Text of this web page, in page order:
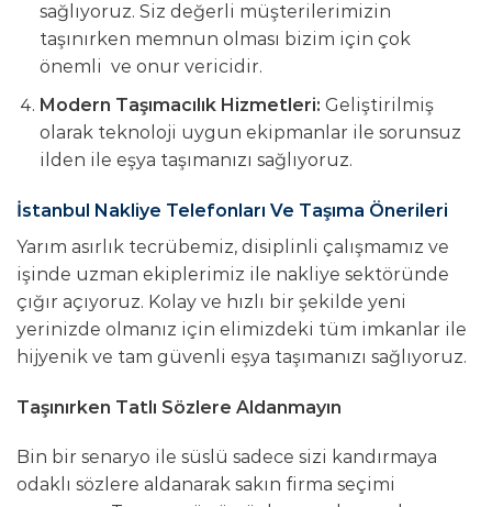
sağlıyoruz. Siz değerli müşterilerimizin
taşınırken memnun olması bizim için çok
önemli ve onur vericidir.
Modern Taşımacılık Hizmetleri: Geliştirilmiş
olarak teknoloji uygun ekipmanlar ile sorunsuz
ilden ile eşya taşımanızı sağlıyoruz.
İstanbul Nakliye Telefonları Ve Taşıma Önerileri
Yarım asırlık tecrübemiz, disiplinli çalışmamız ve
işinde uzman ekiplerimiz ile nakliye sektöründe
çığır açıyoruz. Kolay ve hızlı bir şekilde yeni
yerinizde olmanız için elimizdeki tüm imkanlar ile
hijyenik ve tam güvenli eşya taşımanızı sağlıyoruz.
adalar
Taşınırken Tatlı Sözlere Aldanmayın
Bin bir senaryo ile süslü sadece sizi kandırmaya
odaklı sözlere aldanarak sakın firma seçimi